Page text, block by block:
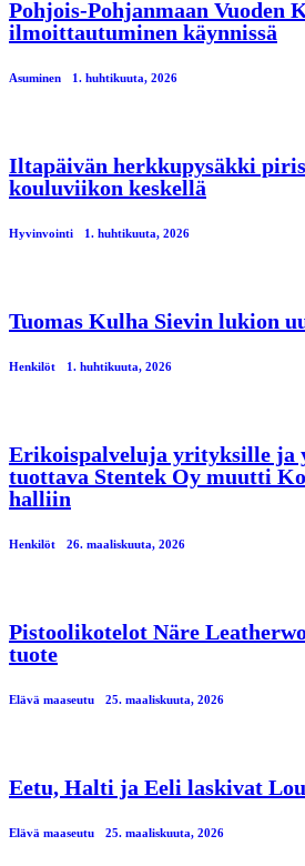
Pohjois-Pohjanmaan Vuoden
ilmoittautuminen käynnissä
Asuminen 1. huhtikuuta, 2026
Iltapäivän herkkupysäkki
kouluviikon keskellä
Hyvinvointi 1. huhtikuuta, 2026
Tuomas Kulha Sievin lukion
Henkilöt 1. huhtikuuta, 2026
Erikoispalveluja yrityksille ja
tuottava Stentek Oy muutti
halliin
Henkilöt 26. maaliskuuta, 2026
Pistoolikotelot Näre
tuote
Elävä maaseutu 25. maaliskuuta, 2026
Eetu, Halti ja Eeli laskivat
Elävä maaseutu 25. maaliskuuta, 2026